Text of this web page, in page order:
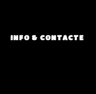
INFO & CONTACTE